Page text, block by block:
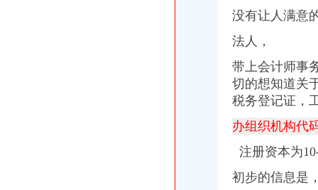
【上海新桥税务登记|税务登记证办理|代理税务登记】-上海赶集网
【常州新桥税务登记|税务登记证办理|代理税务登记】-常州赶集网
1.1.7企业注册登记步骤(七)办理税务登记-shuo的日志-网易博客
中国常州高新区-【个管办】新桥个管办对国地税信息进行比对推进信
北京市国家税务局转发国家税务总局关于金融保险业税收政策调整后若
没有让人满意
法人，
带上会计师事
切的想知道关
税务登记证，
办组织机构代
注册资本为
初步的信息是